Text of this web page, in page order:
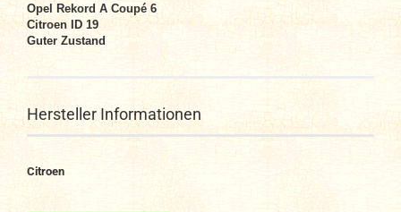
Opel Rekord A Coupé 6
Citroen ID 19
Guter Zustand
Hersteller Informationen
Citroen